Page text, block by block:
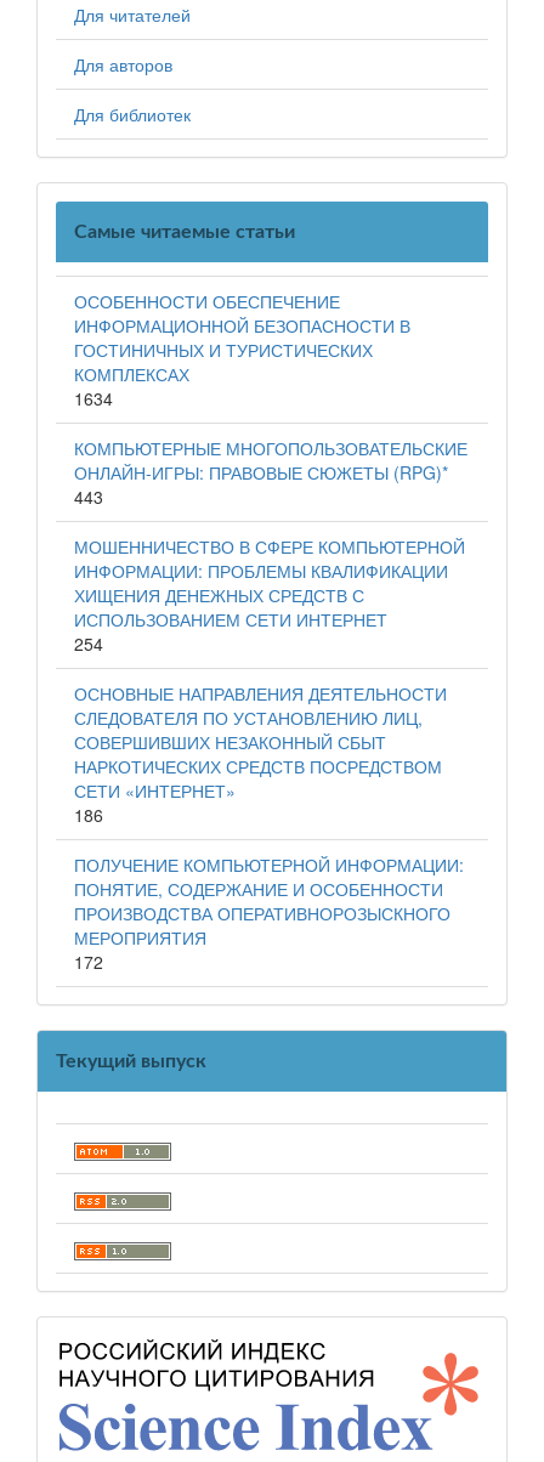
Для читателей
Для авторов
Для библиотек
Самые читаемые статьи
ОСОБЕННОСТИ ОБЕСПЕЧЕНИЕ
ИНФОРМАЦИОННОЙ БЕЗОПАСНОСТИ В
ГОСТИНИЧНЫХ И ТУРИСТИЧЕСКИХ
КОМПЛЕКСАХ
1634
КОМПЬЮТЕРНЫЕ МНОГОПОЛЬЗОВАТЕЛЬСКИЕ
ОНЛАЙН-ИГРЫ: ПРАВОВЫЕ СЮЖЕТЫ (RPG)*
443
МОШЕННИЧЕСТВО В СФЕРЕ КОМПЬЮТЕРНОЙ
ИНФОРМАЦИИ: ПРОБЛЕМЫ КВАЛИФИКАЦИИ
ХИЩЕНИЯ ДЕНЕЖНЫХ СРЕДСТВ С
ИСПОЛЬЗОВАНИЕМ СЕТИ ИНТЕРНЕТ
254
ОСНОВНЫЕ НАПРАВЛЕНИЯ ДЕЯТЕЛЬНОСТИ
СЛЕДОВАТЕЛЯ ПО УСТАНОВЛЕНИЮ ЛИЦ,
СОВЕРШИВШИХ НЕЗАКОННЫЙ СБЫТ
НАРКОТИЧЕСКИХ СРЕДСТВ ПОСРЕДСТВОМ
СЕТИ «ИНТЕРНЕТ»
186
ПОЛУЧЕНИЕ КОМПЬЮТЕРНОЙ ИНФОРМАЦИИ:
ПОНЯТИЕ, СОДЕРЖАНИЕ И ОСОБЕННОСТИ
ПРОИЗВОДСТВА ОПЕРАТИВНОРОЗЫСКНОГО
МЕРОПРИЯТИЯ
172
Текущий выпуск